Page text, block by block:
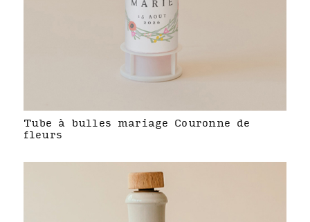
Tube à bulles mariage Couronne de
fleurs